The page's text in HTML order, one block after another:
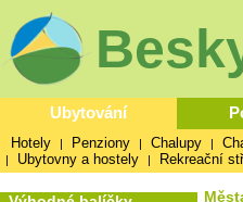
Ubytování
Hotely | Penziony | Chalupy |
| Ubytovny a hostely | Rekreační